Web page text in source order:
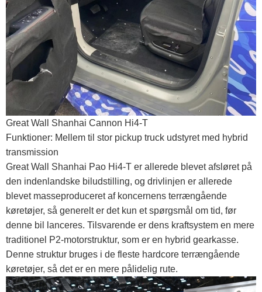
Great Wall Shanhai Cannon Hi4-T
Funktioner: Mellem til stor pickup truck udstyret med hybrid
transmission
Great Wall Shanhai Pao Hi4-T er allerede blevet afsløret på
den indenlandske biludstilling, og drivlinjen er allerede
blevet masseproduceret af koncernens terrængående
køretøjer, så generelt er det kun et spørgsmål om tid, før
denne bil lanceres. Tilsvarende er dens kraftsystem en mere
traditionel P2-motorstruktur, som er en hybrid gearkasse.
Denne struktur bruges i de fleste hardcore terrængående
køretøjer, så det er en mere pålidelig rute.